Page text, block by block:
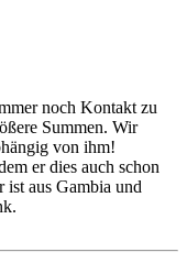
noch Kontakt zu
Summen. Wir
von ihm!
er dies auch schon
ist aus Gambia und